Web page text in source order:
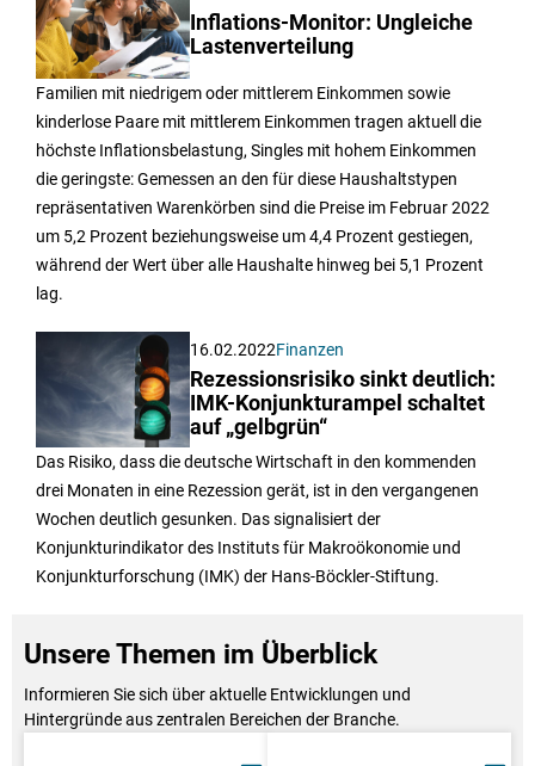
Inflations-Monitor: Ungleiche
Lastenverteilung
Familien mit niedrigem oder mittlerem Einkommen sowie
kinderlose Paare mit mittlerem Einkommen tragen aktuell die
höchste Inflationsbelastung, Singles mit hohem Einkommen
die geringste: Gemessen an den für diese Haushaltstypen
repräsentativen Warenkörben sind die Preise im Februar 2022
um 5,2 Prozent beziehungsweise um 4,4 Prozent gestiegen,
während der Wert über alle Haushalte hinweg bei 5,1 Prozent
lag.
16.02.2022Finanzen
Rezessionsrisiko sinkt deutlich:
IMK-Konjunkturampel schaltet
auf „gelbgrün“
Das Risiko, dass die deutsche Wirtschaft in den kommenden
drei Monaten in eine Rezession gerät, ist in den vergangenen
Wochen deutlich gesunken. Das signalisiert der
Konjunkturindikator des Instituts für Makroökonomie und
Konjunkturforschung (IMK) der Hans-Böckler-Stiftung.
Unsere Themen im Überblick
Informieren Sie sich über aktuelle Entwicklungen und
Hintergründe aus zentralen Bereichen der Branche.